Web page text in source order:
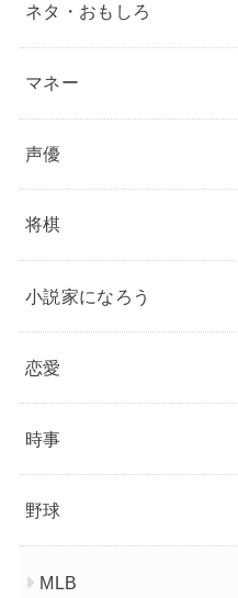
ネタ・おもしろ
マネー
声優
将棋
小説家になろう
恋愛
時事
野球
MLB